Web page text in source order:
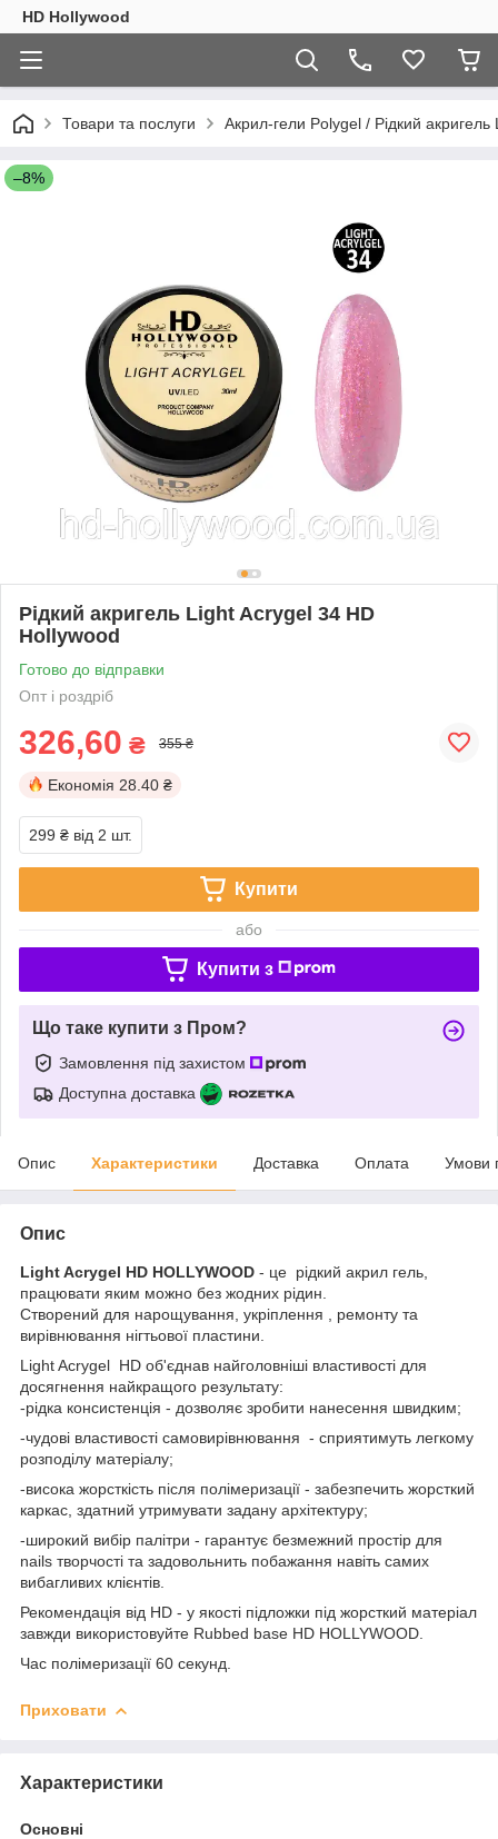
HD Hollywood
Товари та послуги Акрил-гели Polygel / Рідкий акригель
–8%
Рідкий акригель Light Acrygel 34 HD
Hollywood
Готово до відправки
Опт і роздріб
326,60 ₴ 355 ₴
Економія 28.40 ₴
299 ₴ від 2 шт.
Купити
або
Купити з
Що таке купити з Пром?
Замовлення під захистом
Доступна доставка
Опис Характеристики Доставка Оплата Умови
Опис
Light Acrygel HD HOLLYWOOD - це рідкий акрил гель,
працювати яким можно без жодних рідин.
Створений для нарощування, укріплення , ремонту та
вирівнювання нігтьової пластини.
Light Acrygel HD об'єднав найголовніші властивості для
досягнення найкращого результату:
-рідка консистенція - дозволяє зробити нанесення швидким;
-чудові властивості самовирівнювання - сприятимуть легкому
розподілу матеріалу;
-висока жорсткість після полімеризації - забезпечить жорсткий
каркас, здатний утримувати задану архітектуру;
-широкий вибір палітри - гарантує безмежний простір для
nails творчості та задовольнить побажання навіть самих
вибагливих клієнтів.
Рекомендація від HD - у якості підложки під жорсткий матеріал
завжди використовуйте Rubbed base HD HOLLYWOOD.
Час полімеризації 60 секунд.
Приховати
Характеристики
Основні